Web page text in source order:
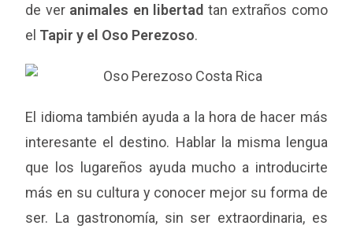
de ver animales en libertad tan extraños como
el Tapir y el Oso Perezoso.
El idioma también ayuda a la hora de hacer más
interesante el destino. Hablar la misma lengua
que los lugareños ayuda mucho a introducirte
más en su cultura y conocer mejor su forma de
ser. La gastronomía, sin ser extraordinaria, es